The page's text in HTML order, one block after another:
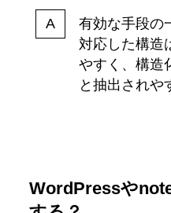
有効な手段の
対応した構造
やすく、構造
と抽出されや
WordPressや